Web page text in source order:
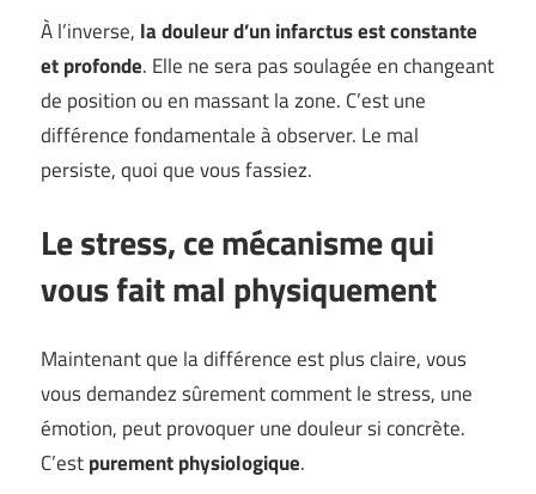
À l’inverse, la douleur d’un infarctus est constante
et profonde. Elle ne sera pas soulagée en changeant
de position ou en massant la zone. C’est une
différence fondamentale à observer. Le mal
persiste, quoi que vous fassiez.
Le stress, ce mécanisme qui
vous fait mal physiquement
Maintenant que la différence est plus claire, vous
vous demandez sûrement comment le stress, une
émotion, peut provoquer une douleur si concrète.
C’estpurement physiologique.